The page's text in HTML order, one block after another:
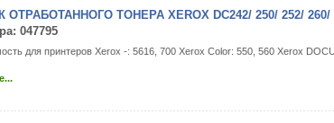
ТОНЕРА XEROX DC242/ 250/ 252/ 260/
: 047795
для принтеров Xerox -: 5616, 700 Xerox Color: 550, 560 Xerox